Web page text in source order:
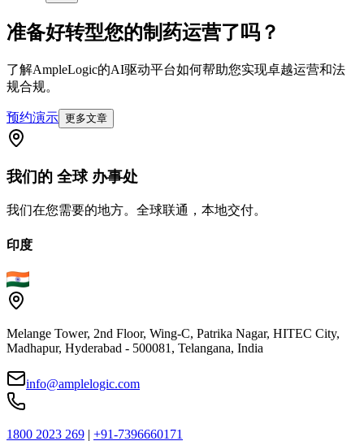
准备好转型您的制药运营了吗？
了解AmpleLogic的AI驱动平台如何帮助您实现卓越运营和法
规合规。
预约演示 更多文章
我们的 全球办事处
我们在您需要的地方。全球联通，本地交付。
印度
Melange Tower, 2nd Floor, Wing-C, Patrika Nagar, HITEC City,
Madhapur, Hyderabad - 500081, Telangana, India
info@amplelogic.com
1800 2023 269 | +91-7396660171